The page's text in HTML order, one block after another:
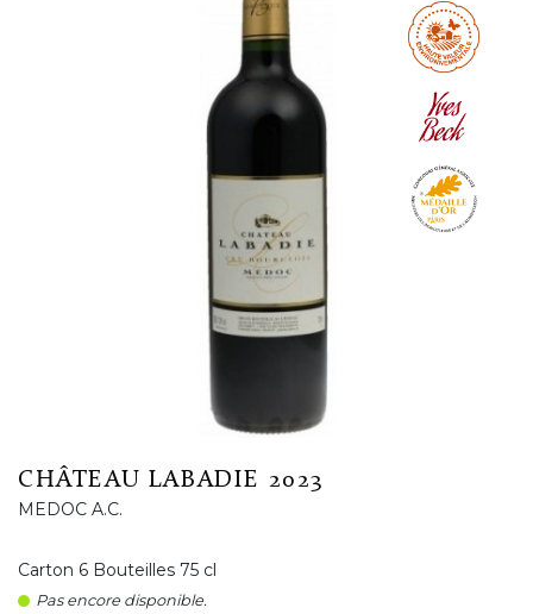
CHÂTEAU LABADIE 2023
MEDOC A.C.
Carton 6 Bouteilles 75 cl
Pas encore disponible.